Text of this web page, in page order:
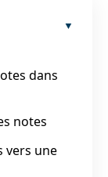
dans
notes
vers une